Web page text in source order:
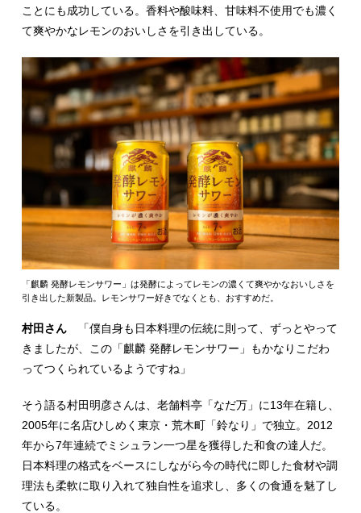
ことにも成功している。香料や酸味料、甘味料不使用でも濃く
て爽やかなレモンのおいしさを引き出している。
「麒麟 発酵レモンサワー」は発酵によってレモンの濃くて爽やかなおいしさを
引き出した新製品。レモンサワー好きでなくとも、おすすめだ。
村田さん「僕自身も日本料理の伝統に則って、ずっとやって
きましたが、この「麒麟 発酵レモンサワー」もかなりこだわ
ってつくられているようですね」
そう語る村田明彦さんは、老舗料亭「なだ万」に13年在籍し、
2005年に名店ひしめく東京・荒木町「鈴なり」で独立。2012
年から7年連続でミシュラン一つ星を獲得した和食の達人だ。
日本料理の格式をベースにしながら今の時代に即した食材や調
理法も柔軟に取り入れて独自性を追求し、多くの食通を魅了し
ている。